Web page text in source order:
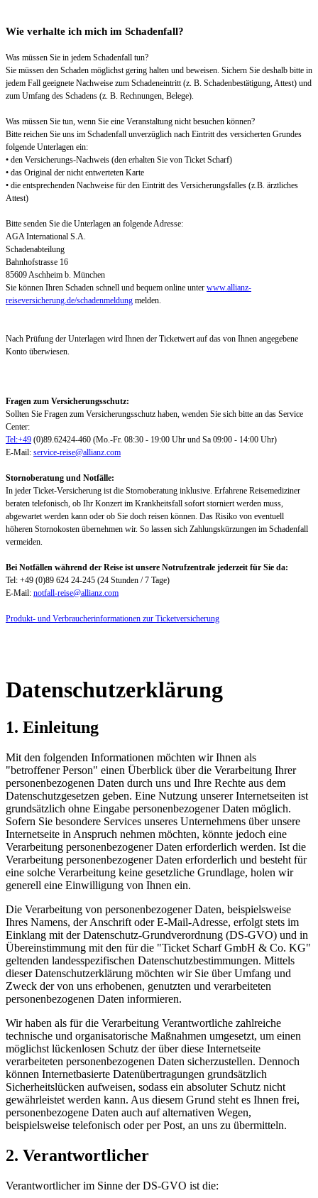
Wie verhalte ich mich im Schadenfall?
Was müssen Sie in jedem Schadenfall tun?
Sie müssen den Schaden möglichst gering halten und beweisen. Sichern Sie deshalb bitte in
jedem Fall geeignete Nachweise zum Schadeneintritt (z. B. Schadenbestätigung, Attest) und
zum Umfang des Schadens (z. B. Rechnungen, Belege).
Was müssen Sie tun, wenn Sie eine Veranstaltung nicht besuchen können?
Bitte reichen Sie uns im Schadenfall unverzüglich nach Eintritt des versicherten Grundes
folgende Unterlagen ein:
• den Versicherungs-Nachweis (den erhalten Sie von Ticket Scharf)
• das Original der nicht entwerteten Karte
• die entsprechenden Nachweise für den Eintritt des Versicherungsfalles (z.B. ärztliches
Attest)
Bitte senden Sie die Unterlagen an folgende Adresse:
AGA International S.A.
Schadenabteilung
Bahnhofstrasse 16
85609 Aschheim b. München
Sie können Ihren Schaden schnell und bequem online unter www.allianz-
reiseversicherung.de/schadenmeldung melden.
Nach Prüfung der Unterlagen wird Ihnen der Ticketwert auf das von Ihnen angegebene
Konto überwiesen.
Fragen zum Versicherungsschutz:
Sollten Sie Fragen zum Versicherungsschutz haben, wenden Sie sich bitte an das Service
Center:
Tel:+49 (0)89.62424-460 (Mo.-Fr. 08:30 - 19:00 Uhr und Sa 09:00 - 14:00 Uhr)
E-Mail: service-reise@allianz.com
Stornoberatung und Notfälle:
In jeder Ticket-Versicherung ist die Stornoberatung inklusive. Erfahrene Reisemediziner
beraten telefonisch, ob Ihr Konzert im Krankheitsfall sofort storniert werden muss,
abgewartet werden kann oder ob Sie doch reisen können. Das Risiko von eventuell
höheren Stornokosten übernehmen wir. So lassen sich Zahlungskürzungen im Schadenfall
vermeiden.
Bei Notfällen während der Reise ist unsere Notrufzentrale jederzeit für Sie da:
Tel: +49 (0)89 624 24-245 (24 Stunden / 7 Tage)
E-Mail: notfall-reise@allianz.com
Produkt- und Verbraucherinformationen zur Ticketversicherung
Datenschutzerklärung
1. Einleitung
Mit den folgenden Informationen möchten wir Ihnen als
"betroffener Person" einen Überblick über die Verarbeitung Ihrer
personenbezogenen Daten durch uns und Ihre Rechte aus dem
Datenschutzgesetzen geben. Eine Nutzung unserer Internetseiten ist
grundsätzlich ohne Eingabe personenbezogener Daten möglich.
Sofern Sie besondere Services unseres Unternehmens über unsere
Internetseite in Anspruch nehmen möchten, könnte jedoch eine
Verarbeitung personenbezogener Daten erforderlich werden. Ist die
Verarbeitung personenbezogener Daten erforderlich und besteht für
eine solche Verarbeitung keine gesetzliche Grundlage, holen wir
generell eine Einwilligung von Ihnen ein.
Die Verarbeitung von personenbezogener Daten, beispielsweise
Ihres Namens, der Anschrift oder E-Mail-Adresse, erfolgt stets im
Einklang mit der Datenschutz-Grundverordnung (DS-GVO) und in
Übereinstimmung mit den für die "Ticket Scharf GmbH & Co. KG"
geltenden landesspezifischen Datenschutzbestimmungen. Mittels
dieser Datenschutzerklärung möchten wir Sie über Umfang und
Zweck der von uns erhobenen, genutzten und verarbeiteten
personenbezogenen Daten informieren.
Wir haben als für die Verarbeitung Verantwortliche zahlreiche
technische und organisatorische Maßnahmen umgesetzt, um einen
möglichst lückenlosen Schutz der über diese Internetseite
verarbeiteten personenbezogenen Daten sicherzustellen. Dennoch
können Internetbasierte Datenübertragungen grundsätzlich
Sicherheitslücken aufweisen, sodass ein absoluter Schutz nicht
gewährleistet werden kann. Aus diesem Grund steht es Ihnen frei,
personenbezogene Daten auch auf alternativen Wegen,
beispielsweise telefonisch oder per Post, an uns zu übermitteln.
2. Verantwortlicher
Verantwortlicher im Sinne der DS-GVO ist die: